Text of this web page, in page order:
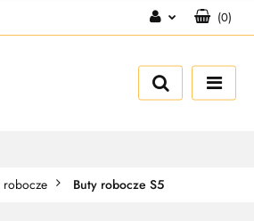
Zarejestruj się
(0)
robocze Buty robocze S5